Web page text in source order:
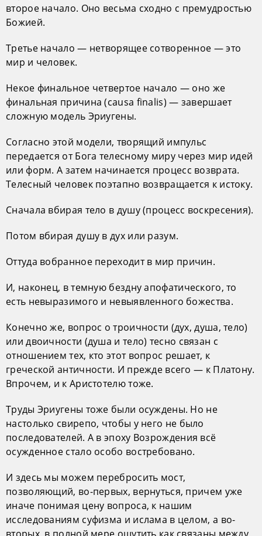
второе начало. Оно весьма сходно с премудростью
Божией.
Третье начало — нетворящее сотворенное — это
мир и человек.
Некое финальное четвертое начало — оно же
финальная причина (causa finalis) — завершает
сложную модель Эриугены.
Согласно этой модели, творящий импульс
передается от Бога телесному миру через мир идей
или форм. А затем начинается процесс возврата.
Телесный человек поэтапно возвращается к истоку.
Сначала вбирая тело в душу (процесс воскресения).
Потом вбирая душу в дух или разум.
Оттуда вобранное переходит в мир причин.
И, наконец, в темную бездну апофатического, то
есть невыразимого и невыявленного божества.
Конечно же, вопрос о троичности (дух, душа, тело)
или двоичности (душа и тело) тесно связан с
отношением тех, кто этот вопрос решает, к
греческой античности. И прежде всего — к Платону.
Впрочем, и к Аристотелю тоже.
Труды Эриугены тоже были осуждены. Но не
настолько свирепо, чтобы у него не было
последователей. А в эпоху Возрождения всё
осужденное стало особо востребовано.
И здесь мы можем перебросить мост,
позволяющий, во-первых, вернуться, причем уже
иначе понимая цену вопроса, к нашим
исследованиям суфизма и ислама в целом, а во-